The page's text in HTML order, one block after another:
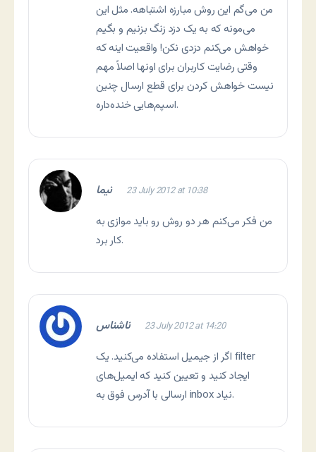
من می‌گم این روش مبارزه اشتباهه. مثل این
می‌مونه که به یک دزد زنگ بزنیم و بگیم
خواهش می‌کنم دزدی نکن! واقعیت اینه که
وقتی رضایت کاربران برای اونها اصلاً مهم
نیست خواهش کردن برای قطع ارسال چنین
اسپم‌هایی خنده‌داره.
نیما 23 July 2012 at 10:38
من فکر می‌کنم هر دو روش رو باید موازی به
کار برد.
ناشناس 23 July 2012 at 14:20
اگر از جیمیل استفاده می‌کنید. یک filter
ایجاد کنید و تعیین کنید که ایمیل‌های
ارسالی با آدرس فوق به inbox نیاد.